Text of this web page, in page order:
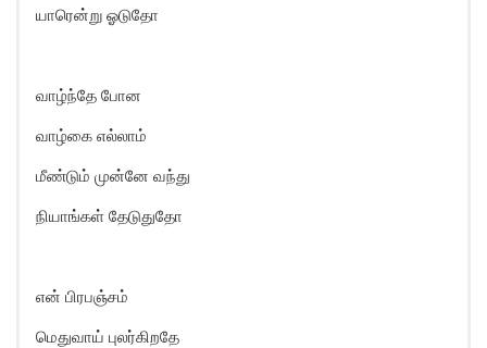
யாரென்று ஓடுதோ
வாழ்ந்தே போன
வாழ்கை எல்லாம்
மீண்டும் முன்னே வந்து
நியாங்கள் தேடுதுதோ
என் பிரபஞ்சம்
மெதுவாய் புலர்கிறதே